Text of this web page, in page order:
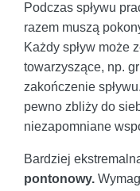
Podczas spływu
razem muszą
Każdy spływ może
towarzyszące, np.
zakończenie
pewno zbliży do
niezapomniane
Bardziej
pontonowy.